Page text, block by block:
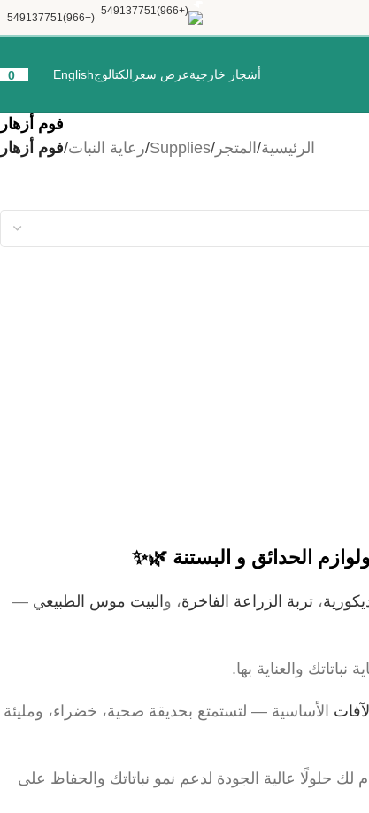
(+966)549137751
أشجار خارجيةعرض سعر الكتالوجEnglish
0
فوم أزهار
الرئيسية/ المتجر /
Supplies
/رعاية النبات/فوم أزهار
الحدائق و البستنة 🌿✨
،تربة الزراعة الفاخرة، والبيت موس الطبيعي —
والعناية بها.
الأساسية — لتستمتع بحديقة صحية، خضراء، ومليئة
لك حلولًا عالية الجودة لدعم نمو نباتاتك والحفاظ على